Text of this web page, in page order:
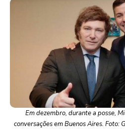
Em dezembro, durante a posse,
conversações em Buenos Aires. Foto: